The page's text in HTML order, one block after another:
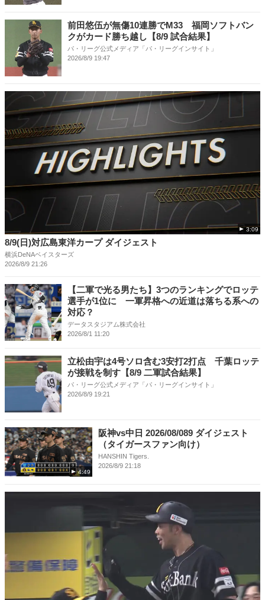
前田悠伍が無傷10連勝でM33 福岡ソフトバン
クがカード勝ち越し【8/9 試合結果】
パ・リーグ公式メディア「パ・リーグインサイト」
2026/8/9 19:47
3:09
8/9(日)対広島東洋カープ ダイジェスト
横浜DeNAベイスターズ
2026/8/9 21:26
【二軍で光る男たち】3つのランキングでロッテ
選手が1位に 一軍昇格への近道は落ちる系への
対応？
データスタジアム株式会社
2026/8/1 11:20
立松由宇は4号ソロ含む3安打2打点 千葉ロッテ
が接戦を制す【8/9 二軍試合結果】
パ・リーグ公式メディア「パ・リーグインサイト」
2026/8/9 19:21
4:49
阪神vs中日 2026/08/089 ダイジェスト
（タイガースファン向け）
HANSHIN Tigers.
2026/8/9 21:18